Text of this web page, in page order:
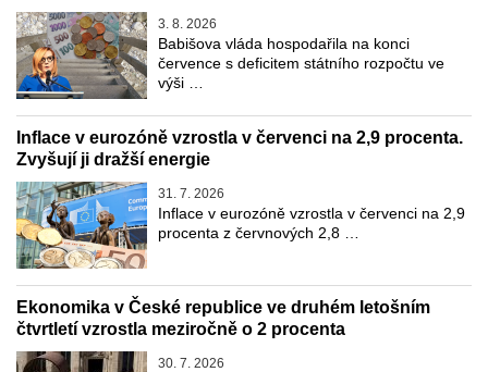
3. 8. 2026
Babišova vláda hospodařila na konci
července s deficitem státního rozpočtu ve
výši …
Inflace v eurozóně vzrostla v červenci na 2,9 procenta.
Zvyšují ji dražší energie
31. 7. 2026
Inflace v eurozóně vzrostla v červenci na 2,9
procenta z červnových 2,8 …
Ekonomika v České republice ve druhém letošním
čtvrtletí vzrostla meziročně o 2 procenta
30. 7. 2026